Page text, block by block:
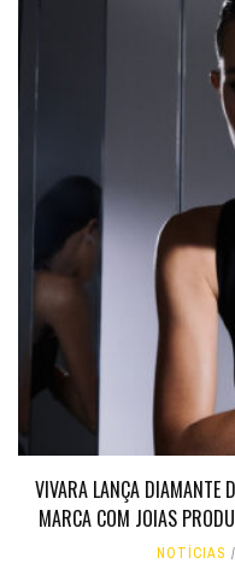
VIVARA LANÇA DIAMANTE
MARCA COM JOIAS
NOTÍCIAS